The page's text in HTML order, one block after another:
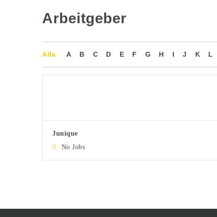
Arbeitgeber
Alle A B C D E F G H I J K L
Junique
No Jobs